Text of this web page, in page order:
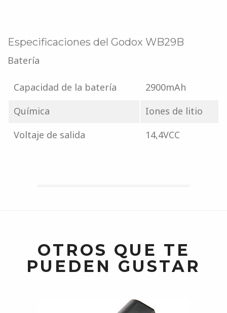
Especificaciones del Godox WB29B
Batería
Capacidad de la batería
2900mAh
Química
Iones de litio
Voltaje de salida
14,4VCC
OTROS QUE TE
PUEDEN GUSTAR